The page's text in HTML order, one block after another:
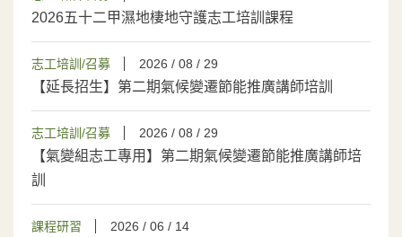
2026五十二甲濕地棲地守護志工培訓課程
志工培訓/召募 2026 / 08 / 29
【延長招生】第二期氣候變遷節能推廣講師培訓
志工培訓/召募 2026 / 08 / 29
【氣變組志工專用】第二期氣候變遷節能推廣講師培
訓
課程研習 2026 / 06 / 14